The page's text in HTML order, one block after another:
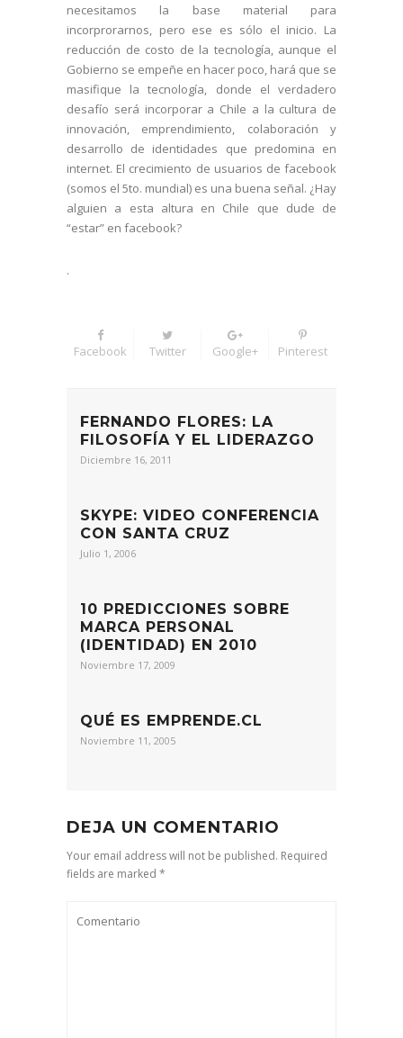
necesitamos la base material para
incorprorarnos, pero ese es sólo el inicio. La
reducción de costo de la tecnología, aunque el
Gobierno se empeñe en hacer poco, hará que se
masifique la tecnología, donde el verdadero
desafío será incorporar a Chile a la cultura de
innovación, emprendimiento, colaboración y
desarrollo de identidades que predomina en
internet. El crecimiento de usuarios de facebook
(somos el 5to. mundial) es una buena señal. ¿Hay
alguien a esta altura en Chile que dude de
“estar” en facebook?
.
Facebook Twitter Google+ Pinterest
FERNANDO FLORES: LA
FILOSOFÍA Y EL LIDERAZGO
Diciembre 16, 2011
SKYPE: VIDEO CONFERENCIA
CON SANTA CRUZ
Julio 1, 2006
10 PREDICCIONES SOBRE
MARCA PERSONAL
(IDENTIDAD) EN 2010
Noviembre 17, 2009
QUÉ ES EMPRENDE.CL
Noviembre 11, 2005
DEJA UN COMENTARIO
Your email address will not be published. Required
fields are marked *